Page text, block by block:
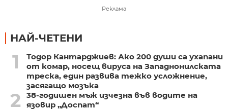
Реклама
НАЙ-ЧЕТЕНИ
1
Тодор Кантарджиев: Ако 200 души са ухапани
от комар, носещ вируса на Западнонилската
треска, един развива тежко усложнение,
засягащо мозъка
2
38-годишен мъж изчезна във водите на
язовир „Доспат“